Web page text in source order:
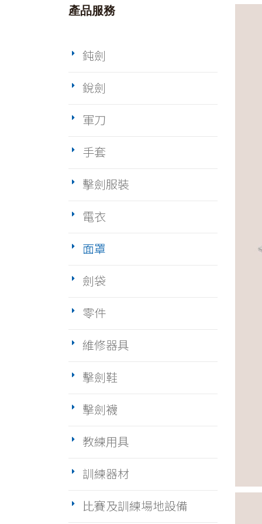
產品服務
鈍劍
銳劍
軍刀
手套
擊劍服裝
電衣
面罩
劍袋
零件
維修器具
擊劍鞋
擊劍襪
教練用具
訓練器材
比賽及訓練場地設備